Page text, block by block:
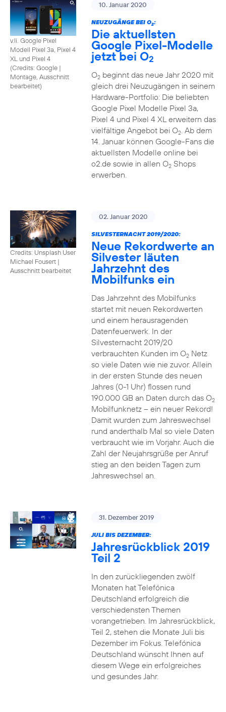
v.li. Google Pixel
Modell Pixel 3a, Pixel 4
XL und Pixel 4
(Credits: Google |
Montage, Ausschnitt
bearbeitet)
10. Januar 2020
NEUZUGÄNGE BEI O2:
Die aktuellsten
Google Pixel-Modelle
jetzt bei O2
O2beginnt das neue Jahr 2020 mit
gleich drei Neuzugängen in seinem
Hardware-Portfolio: Die beliebten
Google Pixel Modelle Pixel 3a,
Pixel 4 und Pixel 4 XL erweitern das
vielfältige Angebot bei O2. Ab dem
14. Januar können Google-Fans die
aktuellsten Modelle online bei
o2.de sowie in allen O2Shops
erwerben.
Credits: Unsplash User
Michael Fousert |
Ausschnitt bearbeitet
02. Januar 2020
SILVESTERNACHT 2019/2020:
Neue Rekordwerte an
Silvester läuten
Jahrzehnt des
Mobilfunks ein
Das Jahrzehnt des Mobilfunks
startet mit neuen Rekordwerten
und einem herausragenden
Datenfeuerwerk. In der
Silvesternacht 2019/20
verbrauchten Kunden im O2Netz
so viele Daten wie nie zuvor. Allein
in der ersten Stunde des neuen
Jahres (0-1 Uhr) flossen rund
190.000 GB an Daten durch das O2
Mobilfunknetz – ein neuer Rekord!
Damit wurden zum Jahreswechsel
rund anderthalb Mal so viele Daten
verbraucht wie im Vorjahr. Auch die
Zahl der Neujahrsgrüße per Anruf
stieg an den beiden Tagen zum
Jahreswechsel an.
31. Dezember 2019
JULI BIS DEZEMBER:
Jahresrückblick 2019
Teil 2
In den zurückliegenden zwölf
Monaten hat Telefónica
Deutschland erfolgreich die
verschiedensten Themen
vorangetrieben. Im Jahresrückblick,
Teil 2, stehen die Monate Juli bis
Dezember im Fokus. Telefónica
Deutschland wünscht Ihnen auf
diesem Wege ein erfolgreiches
und gesundes Jahr.